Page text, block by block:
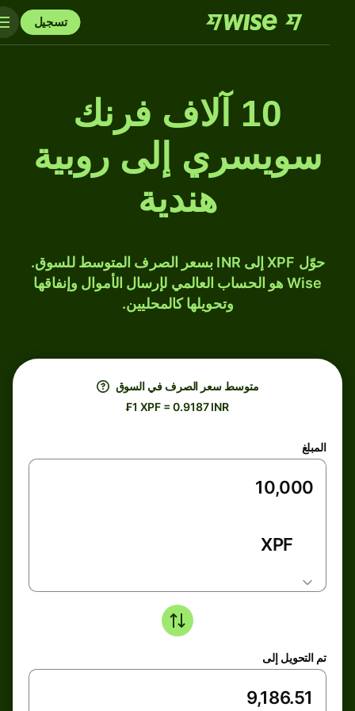
تسجيل
10 آلاف فرنك
سويسري إلى روبية
هندية
حوّل XPF إلى INR بسعر الصرف المتوسط للسوق.
Wise هو الحساب العالمي لإرسال الأموال وإنفاقها
وتحويلها كالمحليين.
متوسط ​​سعر الصرف في السوق
₣1 XPF = 0.9187 INR
المبلغ
XPF
تم التحويل إلى